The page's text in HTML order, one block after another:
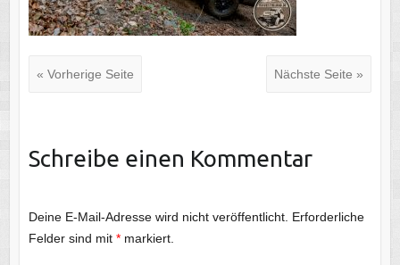
« Vorherige Seite Nächste Seite »
Schreibe einen Kommentar
Deine E-Mail-Adresse wird nicht veröffentlicht. Erforderliche
Felder sind mit *markiert.